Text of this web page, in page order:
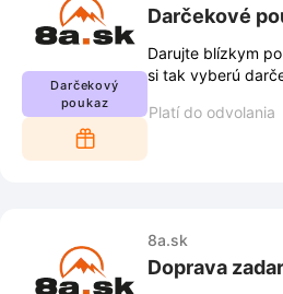
Darčekový
poukaz
Darčekové
Darujte blízkym
si tak vyberú
Platí do odvolania
8a.sk
Doprava